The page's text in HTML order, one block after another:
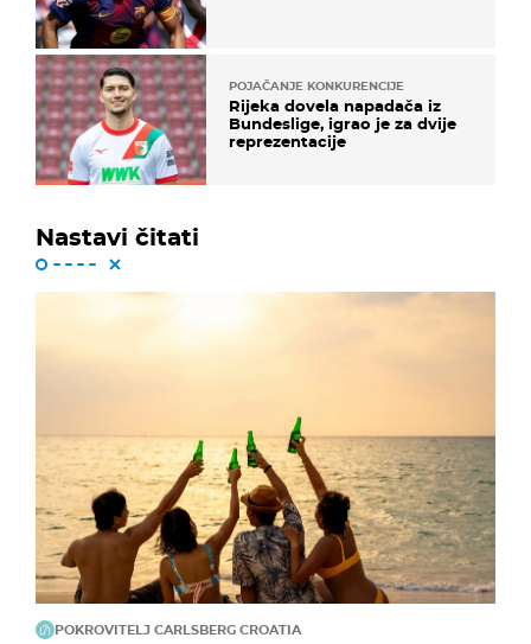
POJAČANJE KONKURENCIJE
Rijeka dovela napadača iz
Bundeslige, igrao je za dvije
reprezentacije
Nastavi čitati
POKROVITELJ CARLSBERG CROATIA